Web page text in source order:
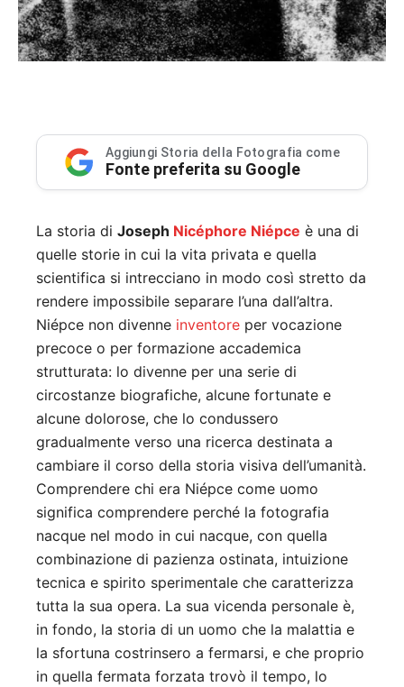
Aggiungi Storia della Fotografia come
Fonte preferita su Google
La storia di Joseph Nicéphore Niépce è una di
quelle storie in cui la vita privata e quella
scientifica si intrecciano in modo così stretto da
rendere impossibile separare l’una dall’altra.
Niépce non divenne inventore per vocazione
precoce o per formazione accademica
strutturata: lo divenne per una serie di
circostanze biografiche, alcune fortunate e
alcune dolorose, che lo condussero
gradualmente verso una ricerca destinata a
cambiare il corso della storia visiva dell’umanità.
Comprendere chi era Niépce come uomo
significa comprendere perché la fotografia
nacque nel modo in cui nacque, con quella
combinazione di pazienza ostinata, intuizione
tecnica e spirito sperimentale che caratterizza
tutta la sua opera. La sua vicenda personale è,
in fondo, la storia di un uomo che la malattia e
la sfortuna costrinsero a fermarsi, e che proprio
in quella fermata forzata trovò il tempo, lo